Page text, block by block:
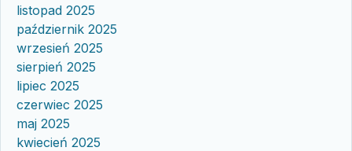
listopad 2025
październik 2025
wrzesień 2025
sierpień 2025
lipiec 2025
czerwiec 2025
maj 2025
kwiecień 2025